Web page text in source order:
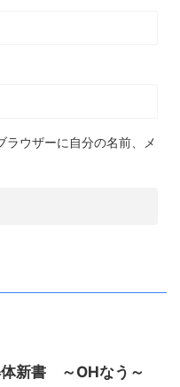
ラウザーに自分の名前、メ
新書 ～OHなう～